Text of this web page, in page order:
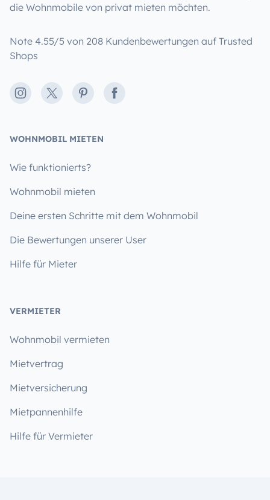
die Wohnmobile von privat mieten möchten.
Note 4.55/5 von 208 Kundenbewertungen auf Trusted
Shops
Instagram
X PinterestFacebook
WOHNMOBIL MIETEN
Wie funktionierts?
Wohnmobil mieten
Deine ersten Schritte mit dem Wohnmobil
Die Bewertungen unserer User
Hilfe für Mieter
VERMIETER
Wohnmobil vermieten
Mietvertrag
Mietversicherung
Mietpannenhilfe
Hilfe für Vermieter